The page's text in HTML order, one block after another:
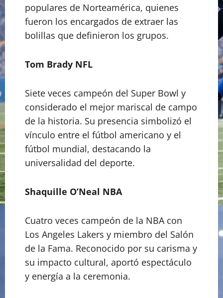
populares de Norteamérica, quienes
fueron los encargados de extraer las
bolillas que definieron los grupos.
Tom Brady NFL
Siete veces campeón del Super Bowl y
considerado el mejor mariscal de campo
de la historia. Su presencia simbolizó el
vínculo entre el fútbol americano y el
fútbol mundial, destacando la
universalidad del deporte.
Shaquille O’Neal NBA
Cuatro veces campeón de la NBA con
Los Angeles Lakers y miembro del Salón
de la Fama. Reconocido por su carisma y
su impacto cultural, aportó espectáculo
y energía a la ceremonia.